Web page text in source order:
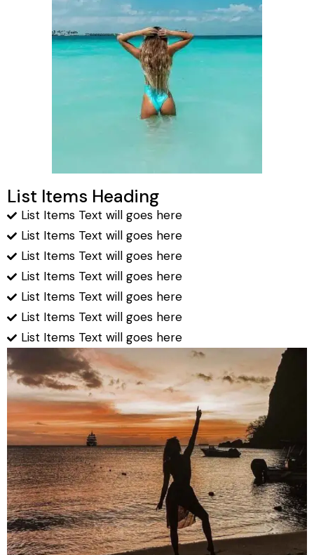
List Items Heading
List Items Text will goes here
List Items Text will goes here
List Items Text will goes here
List Items Text will goes here
List Items Text will goes here
List Items Text will goes here
List Items Text will goes here